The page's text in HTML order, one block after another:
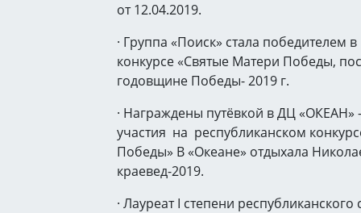
от 12.04.2019.
· Группа «Поиск» стала победителем
конкурсе «Святые Матери Победы,
годовщине Победы- 2019 г.
· Награждены путёвкой в ДЦ «ОКЕАН»
участия на республиканском
Победы» В «Океане» отдыхала
краевед-2019.
· Лауреат I степени республиканского